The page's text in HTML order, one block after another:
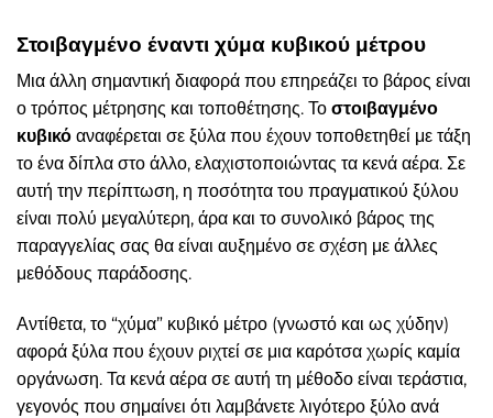
Στοιβαγμένο έναντι χύμα κυβικού μέτρου
Μια άλλη σημαντική διαφορά που επηρεάζει το βάρος είναι
ο τρόπος μέτρησης και τοποθέτησης. Το στοιβαγμένο
κυβικό αναφέρεται σε ξύλα που έχουν τοποθετηθεί με τάξη
το ένα δίπλα στο άλλο, ελαχιστοποιώντας τα κενά αέρα. Σε
αυτή την περίπτωση, η ποσότητα του πραγματικού ξύλου
είναι πολύ μεγαλύτερη, άρα και το συνολικό βάρος της
παραγγελίας σας θα είναι αυξημένο σε σχέση με άλλες
μεθόδους παράδοσης.
Αντίθετα, το “χύμα” κυβικό μέτρο (γνωστό και ως χύδην)
αφορά ξύλα που έχουν ριχτεί σε μια καρότσα χωρίς καμία
οργάνωση. Τα κενά αέρα σε αυτή τη μέθοδο είναι τεράστια,
γεγονός που σημαίνει ότι λαμβάνετε λιγότερο ξύλο ανά